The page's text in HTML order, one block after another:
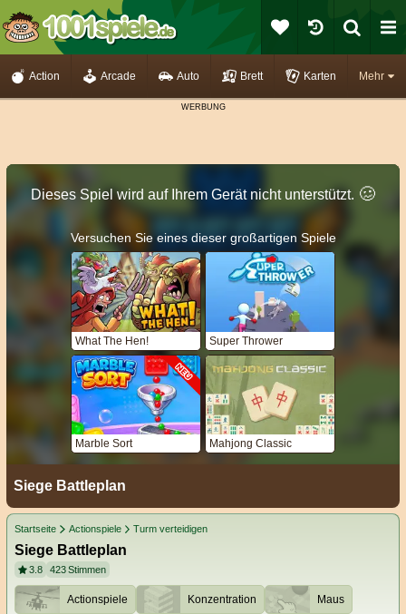
Mehr
Action Arcade Auto Brett Karten
Dieses Spiel wird auf Ihrem Gerät nicht unterstützt. 🥴️
Versuchen Sie eines dieser großartigen Spiele
What The Hen! Super Thrower
Marble Sort Mahjong Classic
Siege Battleplan
Startseite Actionspiele Turm verteidigen
Siege Battleplan
3.8 423Stimmen
Actionspiele Konzentration Maus